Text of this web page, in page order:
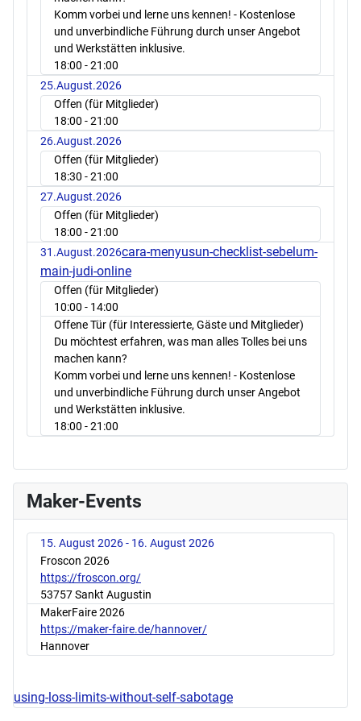
Komm vorbei und lerne uns kennen! - Kostenlose
und unverbindliche Führung durch unser Angebot
und Werkstätten inklusive.
18:00 - 21:00
25.August.2026
Offen (für Mitglieder)
18:00 - 21:00
26.August.2026
Offen (für Mitglieder)
18:30 - 21:00
27.August.2026
Offen (für Mitglieder)
18:00 - 21:00
31.August.2026cara-menyusun-checklist-sebelum-
main-judi-online
Offen (für Mitglieder)
10:00 - 14:00
Offene Tür (für Interessierte, Gäste und Mitglieder)
Du möchtest erfahren, was man alles Tolles bei uns
machen kann?
Komm vorbei und lerne uns kennen! - Kostenlose
und unverbindliche Führung durch unser Angebot
und Werkstätten inklusive.
18:00 - 21:00
Maker-Events
15. August 2026 - 16. August 2026
Froscon 2026
https://froscon.org/
53757 Sankt Augustin
MakerFaire 2026
https://maker-faire.de/hannover/
Hannover
using-loss-limits-without-self-sabotage